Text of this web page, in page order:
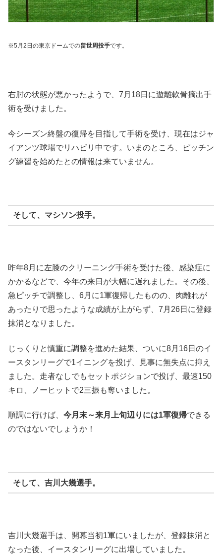
※5月2日の東京ドームでの畠世周投手です。
右肘の状態が悪かったようで、7月18日に遊離軟骨摘出手
術を受けました。
今シーズン終盤の復帰を目指して手術を受け、現在はジャ
イアンツ球場でリハビリ中です。いまのところ、ピッチン
グ練習を始めたとの情報は来ていません。
そして、 マシソン投手。
昨年8月に左膝のクリーニング手術を受けた後、感染症に
かかるなどで、今年の来日が大幅に遅れました。その後、
急ピッチで調整し、6月に1軍復帰したものの、肉離れが
あったりで思ったような成績が上がらず、7月26日に登録
抹消となりました。
じっくりと慎重に調整を進めた結果、ついに8月16日のイ
ースタンリーグで1イニングを投げ、見事に無失点に抑え
ました。走者なしでもセットポジションで投げ、最速150
キロ、ノーヒットで2三振も奪いました。
順調に行けば、 今月末～来月上旬辺りには1軍復帰できる
のではないでしょうか！
そして、 吉川大幾選手。
吉川大幾選手は、開幕当初1軍にいましたが、登録抹消と
なった後、イースタンリーグに出場していました。